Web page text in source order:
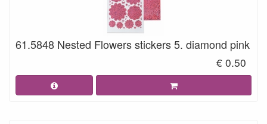
61.5848 Nested Flowers stickers 5. diamond pink
€ 0.50